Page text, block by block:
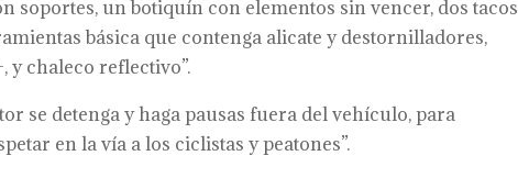
soportes, un botiquín con elementos sin vencer, dos tacos
básica que contenga alicate y destornilladores,
y chaleco reflectivo”.
se detenga y haga pausas fuera del vehículo, para
en la vía a los ciclistas y peatones”.